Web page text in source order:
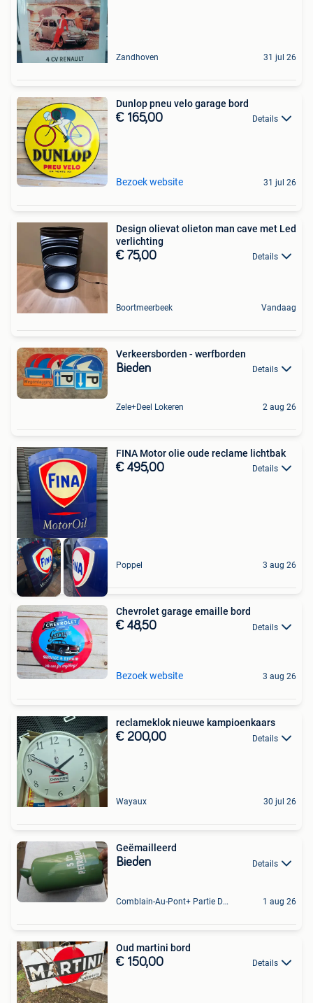
Zandhoven 31 jul 26
Dunlop pneu velo garage bord
€ 165,00 Details
Bezoek website 31 jul 26
Design olievat olieton man cave met Led
verlichting
€ 75,00 Details
Boortmeerbeek Vandaag
Verkeersborden - werfborden
Bieden Details
Zele+Deel Lokeren 2 aug 26
FINA Motor olie oude reclame lichtbak
€ 495,00 Details
Poppel 3 aug 26
Chevrolet garage emaille bord
€ 48,50 Details
Bezoek website 3 aug 26
reclameklok nieuwe kampioenkaars
€ 200,00 Details
Wayaux 30 jul 26
Geëmailleerd
Bieden Details
Comblain-Au-Pont+ Partie De Anthisnes 1 aug 26
Oud martini bord
€ 150,00 Details